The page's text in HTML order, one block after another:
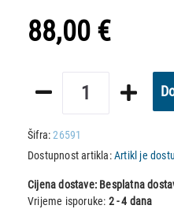
88,00 €
Šifra:26591
Dostupnost artikla:Artikl je
Cijena dostave: Besplatna
Vrijeme isporuke: 2 - 4 dana